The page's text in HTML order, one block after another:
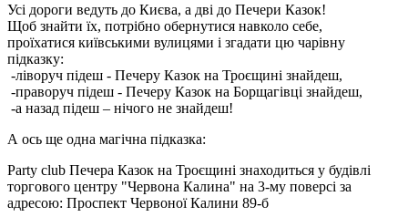
Усі дороги ведуть до Києва, а дві до Печери Казок!
Щоб знайти їх, потрібно обернутися навколо себе,
проїхатися київськими вулицями і згадати цю чарівну
підказку:
-ліворуч підеш - Печеру Казок на Троєщині знайдеш,
-праворуч підеш - Печеру Казок на Борщагівці знайдеш,
-а назад підеш – нічого не знайдеш!
А ось ще одна магічна підказка:
Party club Печера Казок на Троєщині знаходиться у будівлі
торгового центру "Червона Калина" на 3-му поверсі за
адресою: Проспект Червоної Калини 89-б